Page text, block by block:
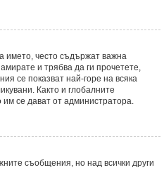
името, често съдържат важна
и трябва да ги прочетете,
се показват най-горе на всяка
Както и глобалните
се дават от администратора.
съобщения, но над всички други